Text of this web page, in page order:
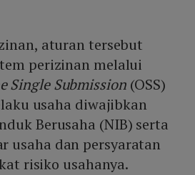
aturan tersebut
perizinan melalui
Single Submission(OSS)
usaha diwajibkan
Berusaha (NIB) serta
usaha dan persyaratan
risiko usahanya.